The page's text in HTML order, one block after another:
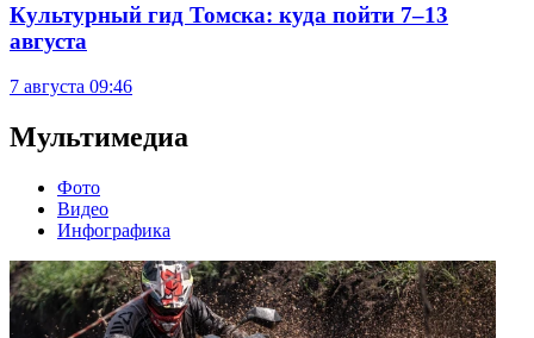
Культурный гид Томска: куда пойти 7–13
августа
7 августа 09:46
Мультимедиа
Фото
Видео
Инфографика